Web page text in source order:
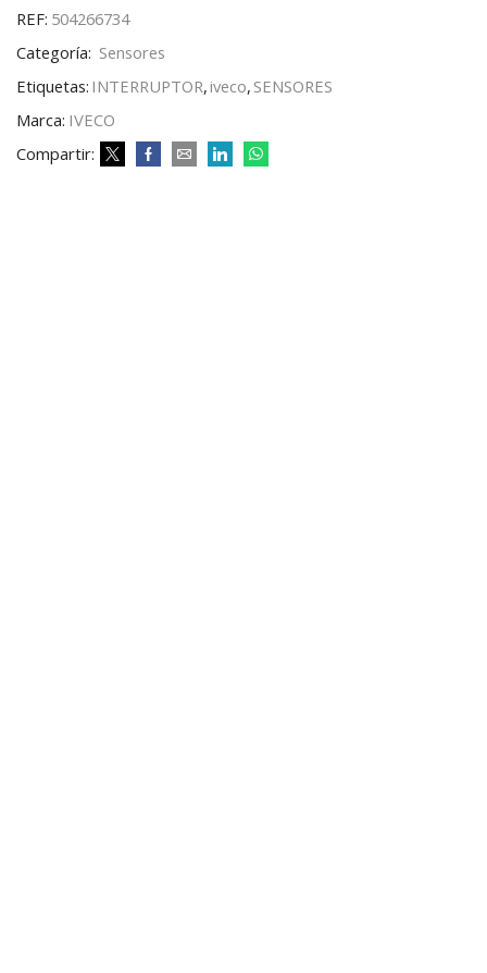
REF: 504266734
Categoría: Sensores
Etiquetas: INTERRUPTOR,iveco, SENSORES
Marca: IVECO
Compartir: